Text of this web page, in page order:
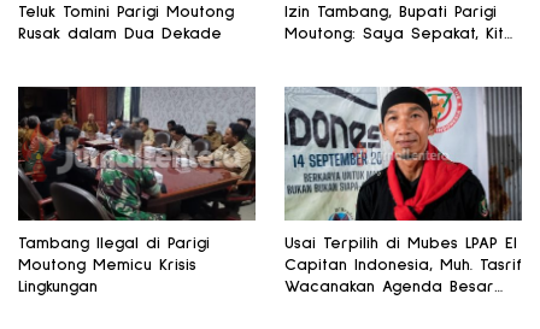
Teluk Tomini Parigi Moutong
Rusak dalam Dua Dekade
Izin Tambang, Bupati Parigi
Moutong: Saya Sepakat, Kita
Tambang Ilegal di Parigi
Moutong Memicu Krisis
Lingkungan
Usai Terpilih di Mubes LPAP El
Capitan Indonesia, Muh. Tasrif
Wacanakan Agenda Besar